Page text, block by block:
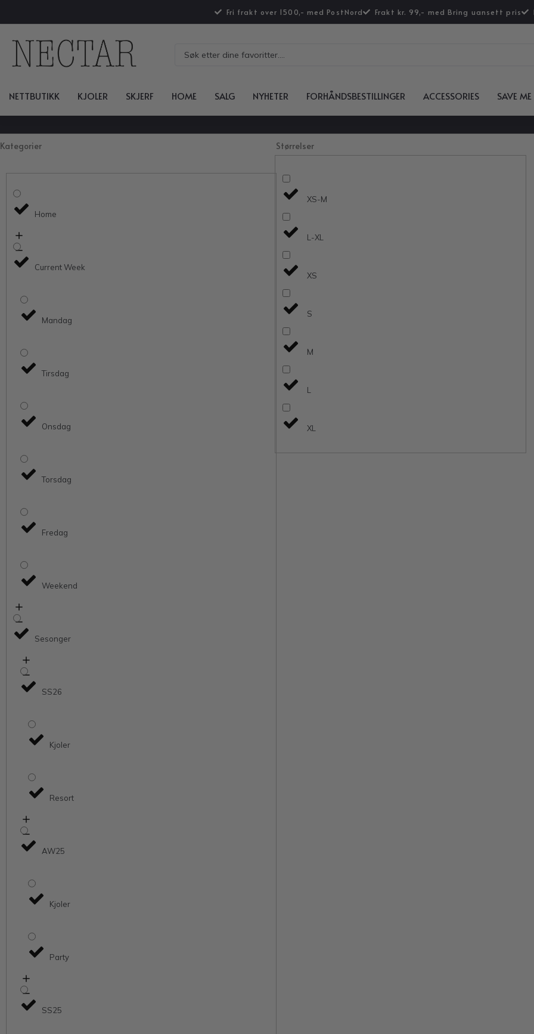
Fri frakt over 1500,- med PostNord Frakt kr. 99,- med Bring uansett pris
NETTBUTIKK KJOLER SKJERF HOME SALG NYHETER FORHÅNDSBESTILLINGER ACCESSORIES SAVE ME
Kategorier
Home
Current Week
Mandag
Tirsdag
Onsdag
Torsdag
Fredag
Weekend
Sesonger
SS26
Kjoler
Resort
AW25
Kjoler
Party
SS25
Størrelser
XS-M
L-XL
XS
S
M
L
XL